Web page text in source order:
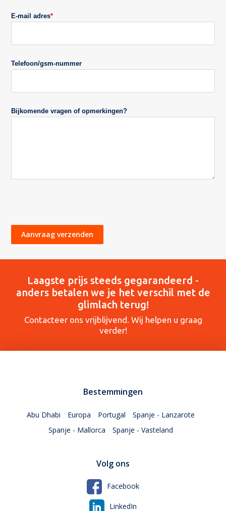
E-mail adres*
Telefoon/gsm-nummer
Bijkomende vragen of opmerkingen?
Aanvraag verzenden
Laagste prijs steeds gegarandeerd -
anders betalen we je het verschil met de
glimlach terug!
Contacteer ons vrijblijvend. Wij helpen u graag
verder!
Bestemmingen
Abu Dhabi Europa Portugal
Spanje - Lanzarote
Spanje - Mallorca
Spanje - Vasteland
Volg ons
Facebook
LinkedIn